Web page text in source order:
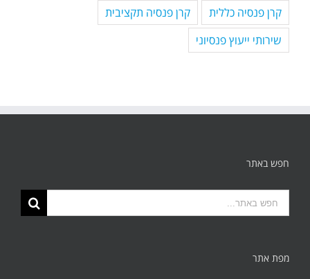
קרן פנסיה כללית
קרן פנסיה תקציבית
שירותי ייעוץ פנסיוני
חפש באתר
תוצאות
החיפוש
מפת אתר